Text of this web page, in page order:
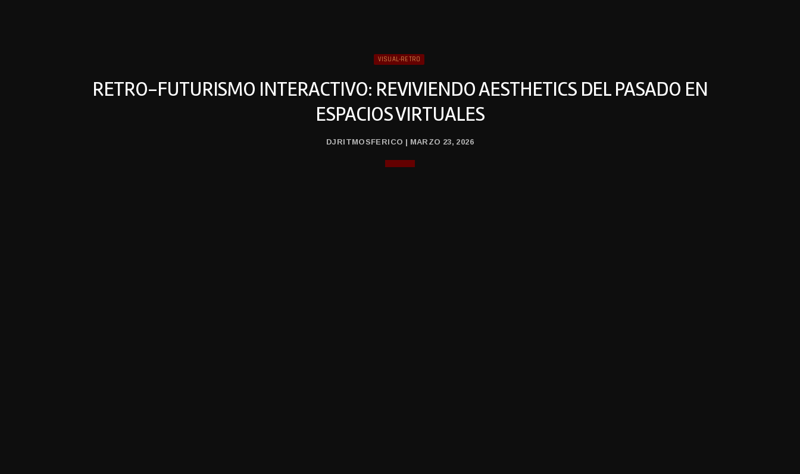
VISUAL-RETRO
RETRO-FUTURISMO INTERACTIVO: REVIVIENDO AESTHETICS DEL PASADO EN
ESPACIOS VIRTUALES
DJRITMOSFERICO | MARZO 23, 2026